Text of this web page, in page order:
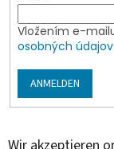
Vložením e-
osobných údajov
ANMELDEN